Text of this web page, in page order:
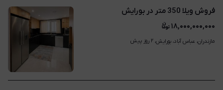
فروش ویلا 350 متر در بورایش
۱۸,۰۰۰,۰۰۰,۰۰۰
مازندران، عباس آباد، بورایش، ۲ روز پیش